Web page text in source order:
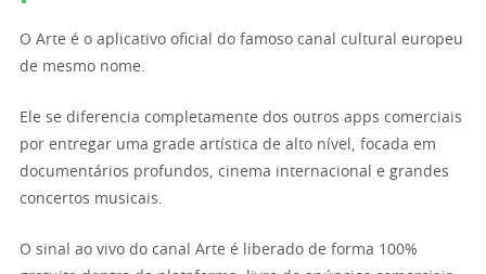
O Arte é o aplicativo oficial do famoso canal cultural europeu
de mesmo nome.
Ele se diferencia completamente dos outros apps comerciais
por entregar uma grade artística de alto nível, focada em
documentários profundos, cinema internacional e grandes
concertos musicais.
O sinal ao vivo do canal Arte é liberado de forma 100%